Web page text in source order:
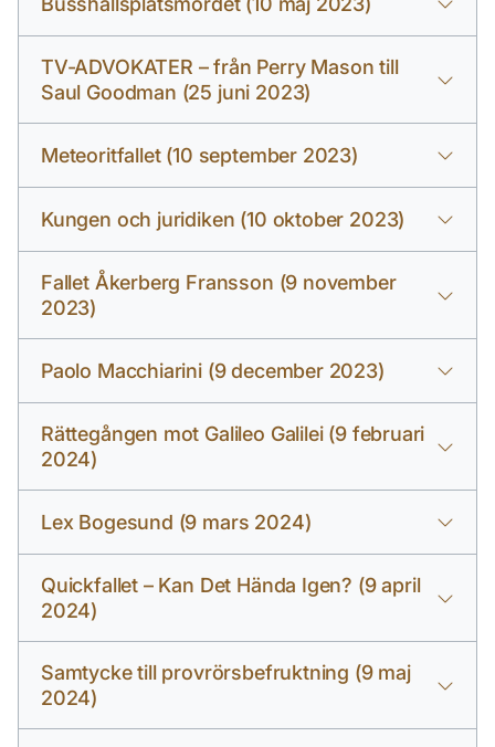
TV-ADVOKATER – från Perry Mason till
Saul Goodman (25 juni 2023)
Meteoritfallet (10 september 2023)
Kungen och juridiken (10 oktober 2023)
Fallet Åkerberg Fransson (9 november
2023)
Paolo Macchiarini (9 december 2023)
Rättegången mot Galileo Galilei (9 februari
2024)
Lex Bogesund (9 mars 2024)
Quickfallet – Kan Det Hända Igen? (9 april
2024)
Samtycke till provrörsbefruktning (9 maj
2024)